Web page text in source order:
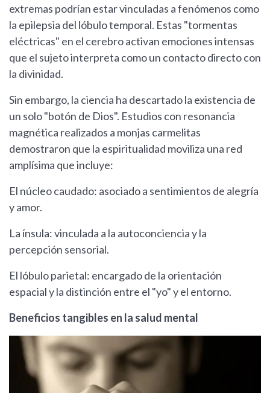
extremas podrían estar vinculadas a fenómenos como
la epilepsia del lóbulo temporal. Estas "tormentas
eléctricas" en el cerebro activan emociones intensas
que el sujeto interpreta como un contacto directo con
la divinidad.
Sin embargo, la ciencia ha descartado la existencia de
un solo "botón de Dios". Estudios con resonancia
magnética realizados a monjas carmelitas
demostraron que la espiritualidad moviliza una red
amplísima que incluye:
El núcleo caudado: asociado a sentimientos de alegría
y amor.
La ínsula: vinculada a la autoconciencia y la
percepción sensorial.
El lóbulo parietal: encargado de la orientación
espacial y la distinción entre el "yo" y el entorno.
Beneficios tangibles en la salud mental